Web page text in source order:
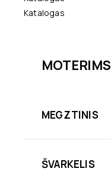
Katalogas
MOTERIMS
MEGZTINIS
ŠVARKELIS